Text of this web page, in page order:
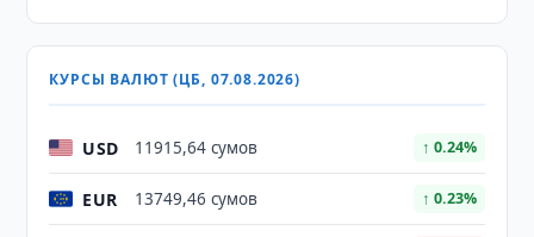
КУРСЫ ВАЛЮТ (ЦБ, 07.08.2026)
USD 11915,64 сумов ↑ 0.24%
EUR 13749,46 сумов ↑ 0.23%